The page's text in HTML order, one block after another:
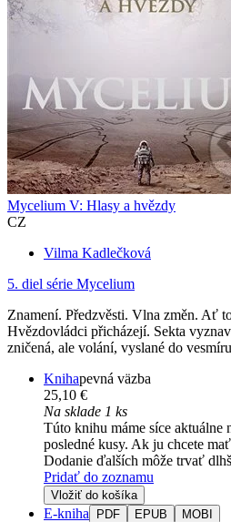
Mycelium V: Hlasy a hvězdy
CZ
Vilma Kadlečková
5. diel série Mycelium
Znamení. Předzvěsti. Vlna změn. Ať
Hvězdovládci přicházejí. Sekta
zničená, ale volání, vyslané do
Knihapevná väzba
25,10 €
Na sklade 1 ks
Túto knihu máme síce aktuálne
posledné kusy. Ak ju chcete
Dodanie ďalších môže trvať
Pridať do zoznamu
Vložiť do košíka
E-kniha PDF EPUB MOBI